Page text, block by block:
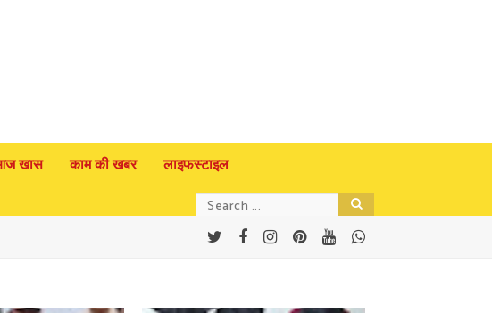
खास काम की खबर लाइफस्टाइल